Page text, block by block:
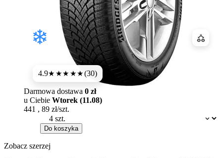
4.9★★★★★(30)
Dostępność:
Darmowa dostawa 0 zł
u Ciebie Wtorek (11.08)
441 , 89 zł/szt.
Do koszyka
Zobacz szerzej